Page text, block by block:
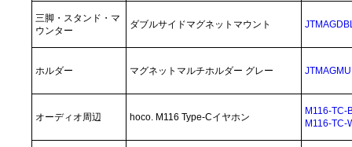
三脚・スタンド・マ
ウンター
ダブルサイドマグネットマウント
ホルダー マグネットマルチホルダー グレー
オーディオ周辺 hoco. M116 Type-Cイヤホン
M116-TC-
M116-TC-